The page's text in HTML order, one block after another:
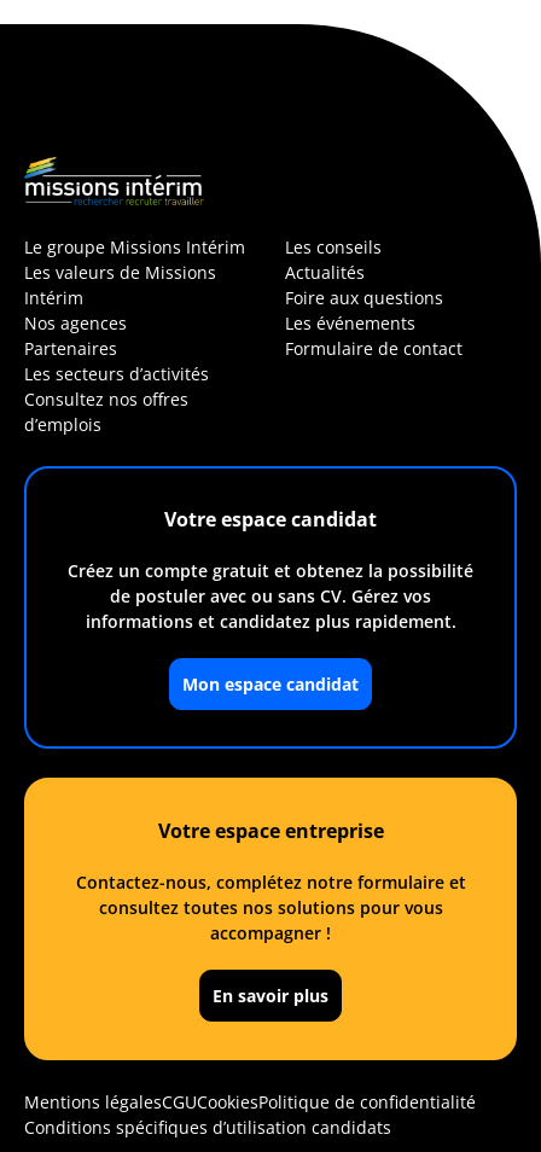
Le groupe Missions Intérim
Les valeurs de Missions
Intérim
Nos agences
Partenaires
Les secteurs d’activités
Consultez nos offres
d’emplois
Les conseils
Actualités
Foire aux questions
Les événements
Formulaire de contact
Votre espace candidat
Créez un compte gratuit et obtenez la possibilité
de postuler avec ou sans CV. Gérez vos
informations et candidatez plus rapidement.
Mon espace candidat
Votre espace entreprise
Contactez-nous, complétez notre formulaire et
consultez toutes nos solutions pour vous
accompagner !
En savoir plus
Mentions légalesCGUCookiesPolitique de confidentialité
Conditions spécifiques d’utilisation candidats